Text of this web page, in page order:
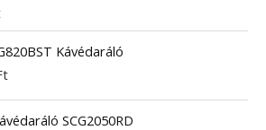
Kávédaráló
SCG2050RD